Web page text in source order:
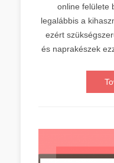
online felülete
legalábbis a
ezért
és naprakészek